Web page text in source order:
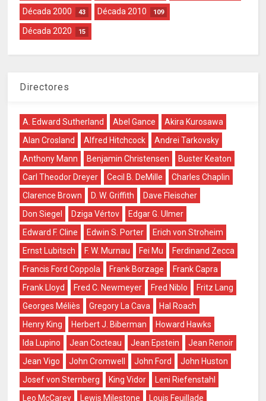
Década 2000 43 Década 2010 109
Década 2020 15
Directores
A. Edward Sutherland Abel Gance
Akira Kurosawa
Alan Crosland
Alfred Hitchcock
Andrei Tarkovsky
Anthony Mann
Benjamin Christensen
Buster Keaton
Carl Theodor Dreyer
Cecil B. DeMille
Charles Chaplin
Clarence Brown
D. W. Griffith
Dave Fleischer
Don Siegel
Dziga Vértov
Edgar G. Ulmer
Edward F. Cline
Edwin S. Porter
Erich von Stroheim
Ernst Lubitsch
F. W. Murnau Fei Mu
Ferdinand Zecca
Francis Ford Coppola
Frank Borzage
Frank Capra
Frank Lloyd
Fred C. Newmeyer Fred Niblo
Fritz Lang
Georges Méliès
Gregory La Cava
Hal Roach
Henry King
Herbert J. Biberman
Howard Hawks
Ida Lupino
Jean Cocteau Jean Epstein
Jean Renoir
Jean Vigo
John Cromwell John Ford
John Huston
Josef von Sternberg
King Vidor
Leni Riefenstahl
Leo McCarey
Lewis Milestone
Louis Feuillade